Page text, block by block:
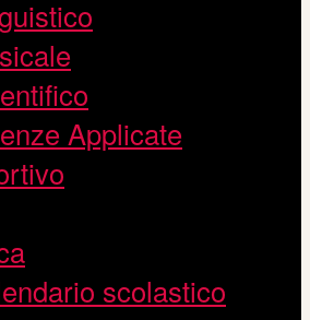
Applicate
scolastico